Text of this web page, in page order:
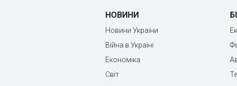
НОВИНИ
Новини України
Війна в Україні
Економіка
Світ